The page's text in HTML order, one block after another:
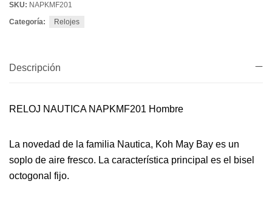
SKU: NAPKMF201
Categoría:
Relojes
Descripción
RELOJ NAUTICA NAPKMF201 Hombre
La novedad de la familia Nautica, Koh May Bay es un
soplo de aire fresco. La característica principal es el bisel
octogonal fijo.